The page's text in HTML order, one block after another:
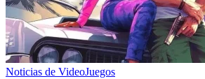
Noticias de VideoJuegos